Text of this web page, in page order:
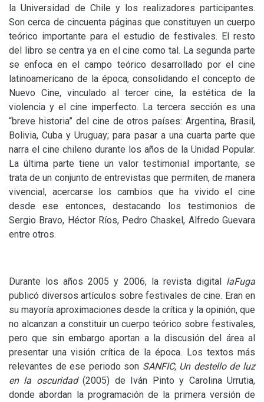
la Universidad de Chile y los realizadores participantes.
Son cerca de cincuenta páginas que constituyen un cuerpo
teórico importante para el estudio de festivales. El resto
del libro se centra ya en el cine como tal. La segunda parte
se enfoca en el campo teórico desarrollado por el cine
latinoamericano de la época, consolidando el concepto de
Nuevo Cine, vinculado al tercer cine, la estética de la
violencia y el cine imperfecto. La tercera sección es una
“breve historia” del cine de otros países: Argentina, Brasil,
Bolivia, Cuba y Uruguay; para pasar a una cuarta parte que
narra el cine chileno durante los años de la Unidad Popular.
La última parte tiene un valor testimonial importante, se
trata de un conjunto de entrevistas que permiten, de manera
vivencial, acercarse los cambios que ha vivido el cine
desde ese entonces, destacando los testimonios de
Sergio Bravo, Héctor Ríos, Pedro Chaskel, Alfredo Guevara
entre otros.
Durante los años 2005 y 2006, la revista digital laFuga
publicó diversos artículos sobre festivales de cine. Eran en
su mayoría aproximaciones desde la crítica y la opinión, que
no alcanzan a constituir un cuerpo teórico sobre festivales,
pero que sin embargo aportan a la discusión del área al
presentar una visión crítica de la época. Los textos más
relevantes de ese periodo son SANFIC, Un destello de luz
en la oscuridad(2005) de Iván Pinto y Carolina Urrutia,
donde abordan la programación de la primera versión de